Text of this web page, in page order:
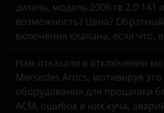
дизель, модель 2006 гв 2.0 141
возможность? Цена?
включения клапана, если что,
Нам отказали в отключении
Mersedes Arocs, мотивируя это
оборудования для прошивки
ACM, ошибок в них куча,